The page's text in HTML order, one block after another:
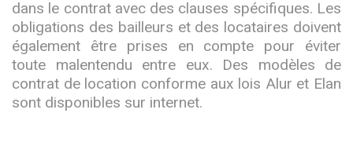
dans le contrat avec des clauses spécifiques. Les
obligations des bailleurs et des locataires doivent
également être prises en compte pour éviter
toute malentendu entre eux. Des modèles de
contrat de location conforme aux lois Alur et Elan
sont disponibles sur internet.